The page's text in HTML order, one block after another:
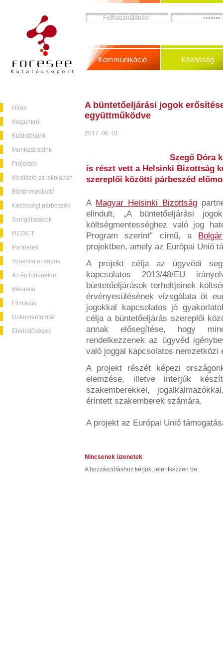
Hírek
Magunkról
Küldetésünk
Munkatársaink
Projektek
Mediáció az iskolában
Börtönmediáció
Közösségi párbeszéd
Szolgáltatások
REDICT
Partnerek
Szakmai anyagok
Az én történetem
Médiatár
Filmjeink
Dokumentumtár
Elérhetőségek
Kommunikáció Közösség
A büntetőeljárási jogok
együttműködve
2017. 06. 01.
Szegő Dóra
is részt vett a Helsinki Bizottság
szereplői közötti párbeszéd
A Magyar Helsinki Bizottság
elindult, „A büntetőeljárási
költségmentességhez való jog
Program szerint” című, a
projektben, amely az Európai Unió
A projekt célja az ügyvédi
kapcsolatos 2013/48/EU
büntetőeljárások terheltjeinek
érvényesülésének vizsgálata öt
jogokkal kapcsolatos jó
célja a büntetőeljárás szereplői
annak elősegítése, hogy
rendelkezzenek az ügyvéd
való joggal kapcsolatos nemzetközi
A projekt részét képezi
elemzése, illetve interjúk
szakemberekkel,
érintett szakemberek számára.
A projekt az Európai Unió
Nincsenek üzenetek
A hozzászóláshoz kérjük, jelentkezzen be.